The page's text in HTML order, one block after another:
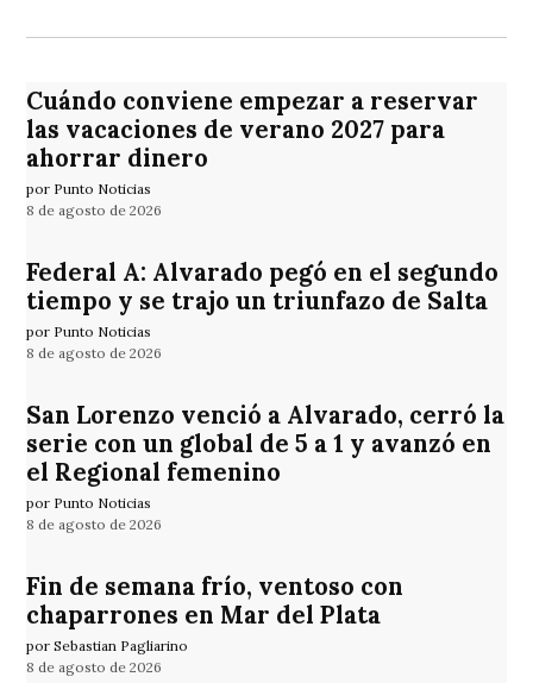
Cuándo conviene empezar a reservar
las vacaciones de verano 2027 para
ahorrar dinero
por Punto Noticias
8 de agosto de 2026
Federal A: Alvarado pegó en el segundo
tiempo y se trajo un triunfazo de Salta
por Punto Noticias
8 de agosto de 2026
San Lorenzo venció a Alvarado, cerró la
serie con un global de 5 a 1 y avanzó en
el Regional femenino
por Punto Noticias
8 de agosto de 2026
Fin de semana frío, ventoso con
chaparrones en Mar del Plata
por Sebastian Pagliarino
8 de agosto de 2026